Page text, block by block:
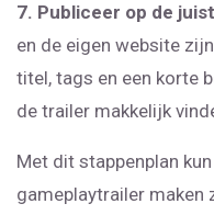
7. Publiceer op de
en de eigen website
titel, tags en een korte
de trailer makkelijk
Met dit stappenplan
gameplaytrailer maken